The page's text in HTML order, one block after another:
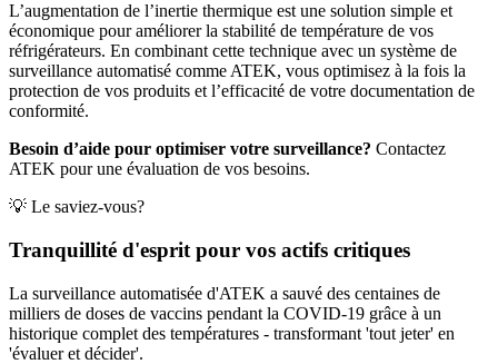
L’augmentation de l’inertie thermique est une solution simple et
économique pour améliorer la stabilité de température de vos
réfrigérateurs. En combinant cette technique avec un système de
surveillance automatisé comme ATEK, vous optimisez à la fois la
protection de vos produits et l’efficacité de votre documentation de
conformité.
Besoin d’aide pour optimiser votre surveillance? Contactez
ATEK pour une évaluation de vos besoins.
💡 Le saviez-vous?
Tranquillité d'esprit pour vos actifs critiques
La surveillance automatisée d'ATEK a sauvé des centaines de
milliers de doses de vaccins pendant la COVID-19 grâce à un
historique complet des températures - transformant 'tout jeter' en
'évaluer et décider'.